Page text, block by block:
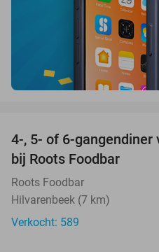
4-, 5- of 6-gangendiner
bij Roots Foodbar
Roots Foodbar
Hilvarenbeek (7 km)
Verkocht: 589